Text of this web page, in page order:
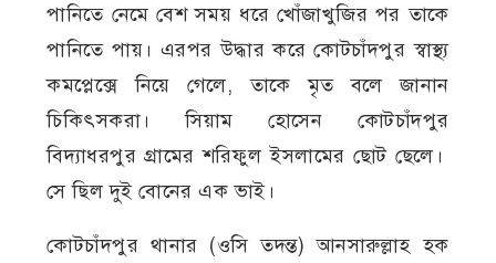
পানিতে নেমে বেশ সময় ধরে খোঁজাখুজির পর তাকে
পানিতে পায়। এরপর উদ্ধার করে কোটচাঁদপুর স্বাস্থ্য
কমপ্লেক্সে নিয়ে গেলে, তাকে মৃত বলে জানান
চিকিৎসকরা। সিয়াম হোসেন কোটচাঁদপুর
বিদ্যাধরপুর গ্রামের শরিফুল ইসলামের ছোট ছেলে।
সে ছিল দুই বোনের এক ভাই।
কোটচাঁদপুর থানার (ওসি তদন্ত) আনসারুল্লাহ হক